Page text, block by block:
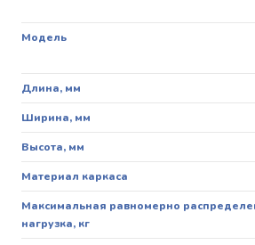
Модель
Длина, мм
Ширина, мм
Высота, мм
Материал каркаса
Максимальная равномерно
нагрузка, кг